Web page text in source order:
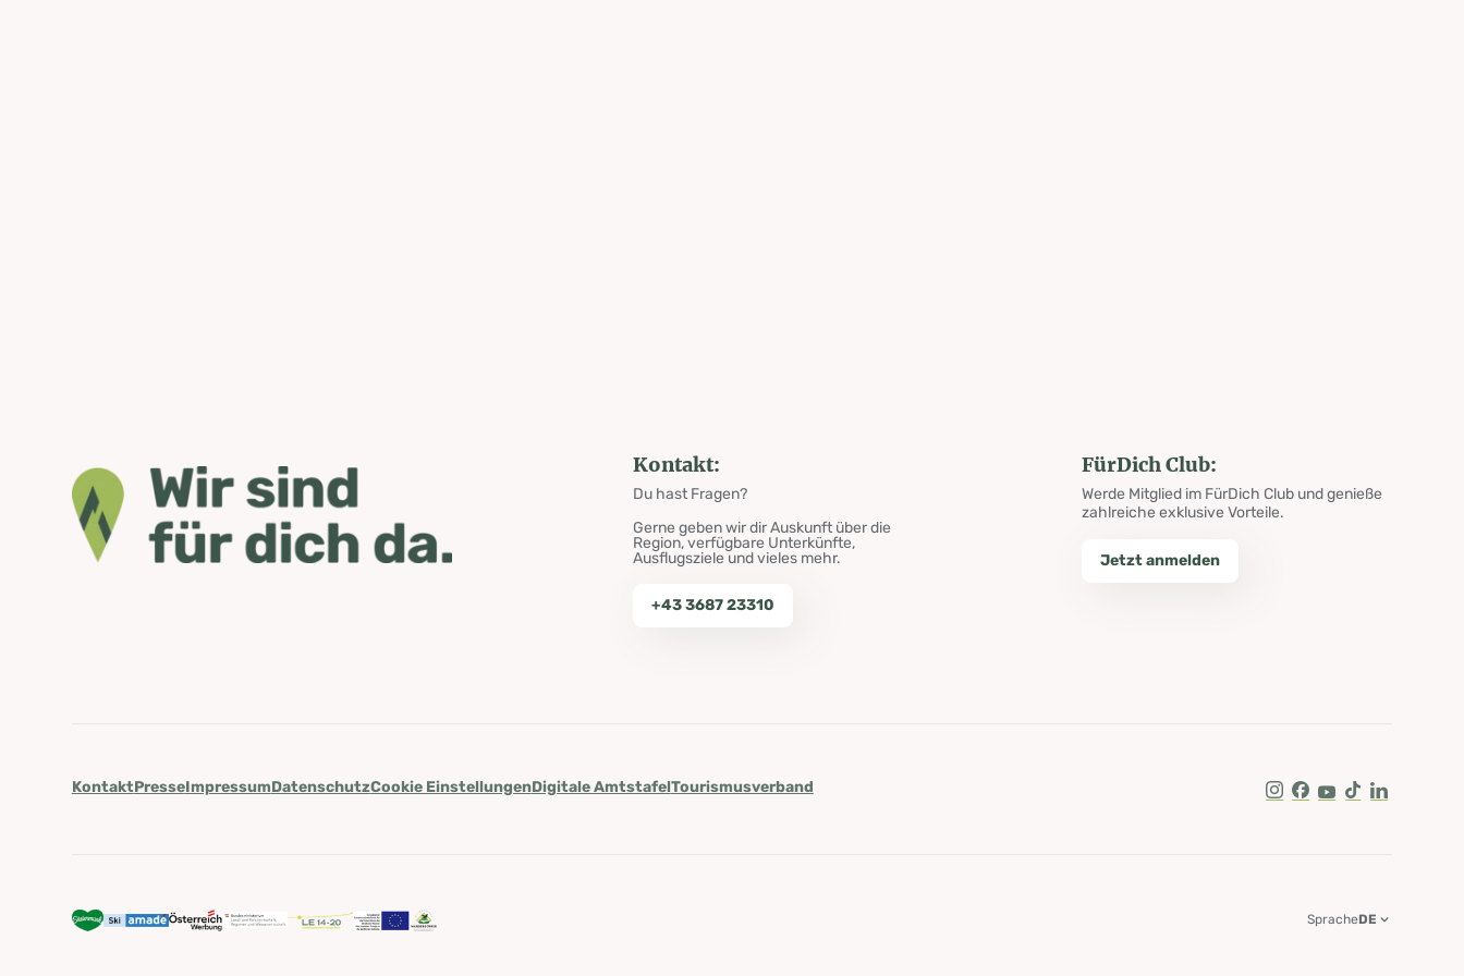
Kontakt:
Du hast Fragen?
Gerne geben wir dir Auskunft über die
Region, verfügbare Unterkünfte,
Ausflugsziele und vieles mehr.
+43 3687 23310
FürDich Club:
Werde Mitglied im FürDich Club und genieße
zahlreiche exklusive Vorteile.
Jetzt anmelden
KontaktPresseImpressumDatenschutzCookie EinstellungenDigitale AmtstafelTourismusverband
Instagram
Facebook
Youtube
Tik TokLinkedIn
SpracheDE